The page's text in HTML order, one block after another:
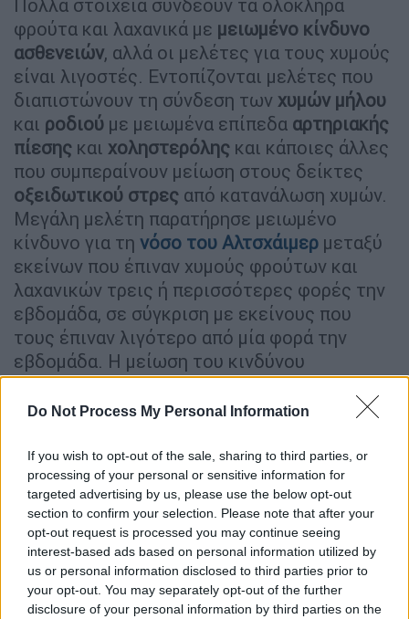
Do Not Process My Personal Information
If you wish to opt-out of the sale, sharing to third parties, or
processing of your personal or sensitive information for
targeted advertising by us, please use the below opt-out
section to confirm your selection. Please note that after your
opt-out request is processed you may continue seeing
interest-based ads based on personal information utilized by
us or personal information disclosed to third parties prior to
your opt-out. You may separately opt-out of the further
disclosure of your personal information by third parties on the
Πολλά στοιχεία συνδέουν τα ολόκληρα
φρούτα και λαχανικά με μειωμένο κίνδυνο
ασθενειών, αλλά οι μελέτες για τους χυμούς
είναι λιγοστές. Εντοπίζονται μελέτες που
διαπιστώνουν τη σύνδεση των χυμών μήλου
και ροδιού με μειωμένα επίπεδα αρτηριακής
πίεσης και χοληστερόλης και κάποιες άλλες
που συμπεραίνουν μείωση στους δείκτες
οξειδωτικού στρες από κατανάλωση χυμών.
Μεγάλη μελέτη παρατήρησε μειωμένο
κίνδυνο για τη νόσο του Αλτσχάιμερ μεταξύ
εκείνων που έπιναν χυμούς φρούτων και
λαχανικών τρεις ή περισσότερες φορές την
εβδομάδα, σε σύγκριση με εκείνους που
τους έπιναν λιγότερο από μία φορά την
εβδομάδα. Η μείωση του κινδύνου
Αλτσχάιμερ μπορεί να οφείλεται στα υψηλά
επίπεδα πολυφαινολών στους χυμούς,
τροφές και πιστεύεται ότι προστατεύουν τα
εγκεφαλικά κύτταρα. Παρά αυτά τα
αποτελέσματα, απαιτούνται περισσότερες
μελέτες για την καλύτερη κατανόηση των
επιπτώσεων στην υγεία των χυμών φρούτων
και λαχανικών.